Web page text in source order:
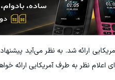
ارائه شد. به نظر می‌آید
اعلام نظر به طرف آمریکایی ارائه